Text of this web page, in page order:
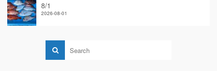
8/1
2026-08-01